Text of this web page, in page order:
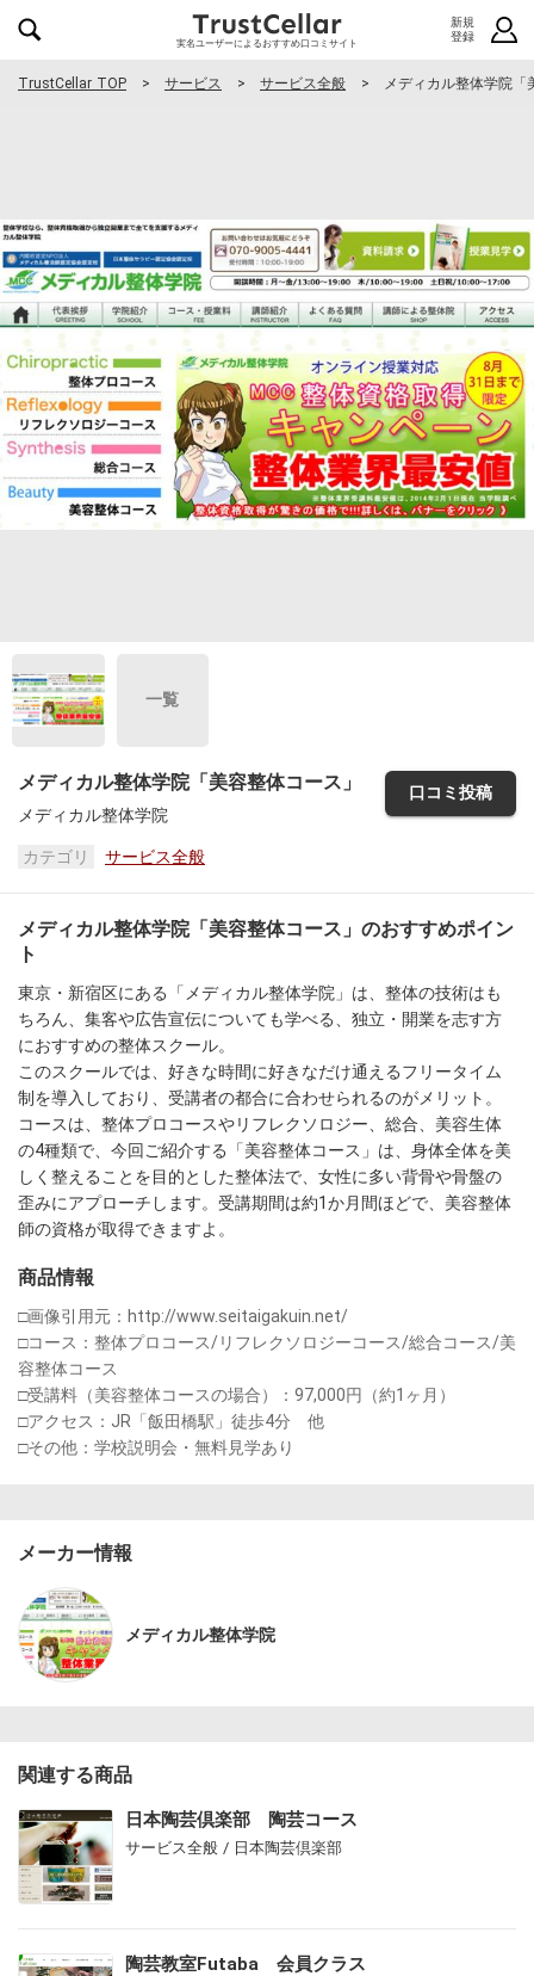
実名ユーザーによるおすすめ口コミサイト
新規
登録
TrustCellar TOP サービス サービス全般 メディカル整体学院「
一覧
メディカル整体学院「美容整体コース」
メディカル整体学院
口コミ投稿
カテゴリ サービス全般
メディカル整体学院「美容整体コース」のおすすめポイン
ト
東京・新宿区にある「メディカル整体学院」は、整体の技術はも
ちろん、集客や広告宣伝についても学べる、独立・開業を志す方
におすすめの整体スクール。
このスクールでは、好きな時間に好きなだけ通えるフリータイム
制を導入しており、受講者の都合に合わせられるのがメリット。
コースは、整体プロコースやリフレクソロジー、総合、美容生体
の4種類で、今回ご紹介する「美容整体コース」は、身体全体を美
しく整えることを目的とした整体法で、女性に多い背骨や骨盤の
歪みにアプローチします。受講期間は約1か月間ほどで、美容整体
師の資格が取得できますよ。
商品情報
□画像引用元：http://www.seitaigakuin.net/
□コース：整体プロコース/リフレクソロジーコース/総合コース/美
容整体コース
□受講料（美容整体コースの場合）：97,000円（約1ヶ月）
□アクセス：JR「飯田橋駅」徒歩4分　他
□その他：学校説明会・無料見学あり
メーカー情報
メディカル整体学院
関連する商品
日本陶芸倶楽部 陶芸コース
サービス全般 / 日本陶芸倶楽部
陶芸教室Futaba 会員クラス